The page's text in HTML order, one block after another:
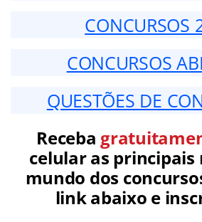
CONCURSOS
CONCURSOS
QUESTÕES DE
Receba
celular as principais
mundo dos
link abaixo e